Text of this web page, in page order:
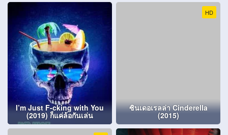
I’m Just F-cking with You
(2019) ก็แค่ล้อกันเล่น
HD
ซินเดอเรลล่า Cinderella
(2015)